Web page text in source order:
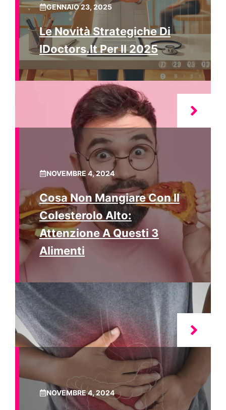
GENNAIO 23, 2025
Le Novità Strategiche Di
IDoctors.it Per Il 2025
NOVEMBRE 4, 2024
Cosa Non Mangiare Con Il
Colesterolo Alto:
Attenzione A Questi 3
Alimenti
NOVEMBRE 4, 2024